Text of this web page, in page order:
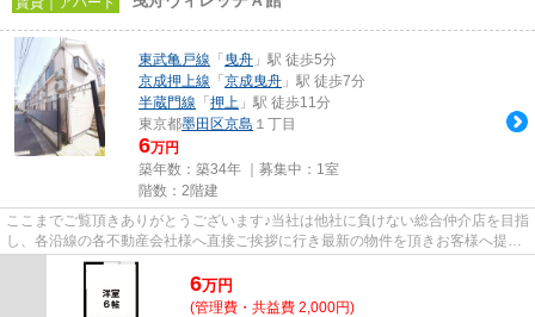
東武亀戸線 「 曳舟 」駅 徒歩5分
京成押上線 「 京成曳舟 」駅 徒歩7分
半蔵門線 「 押上 」駅 徒歩11分
東京都墨田区京島 １丁目
6万円
築年数：築34年 ｜募集中： 1室
階数：2階建
ここまでご覧頂きありがとうございます♪当社は他社に負けない総合仲介店を目指
し、各沿線の各不動産会社様へ直接ご挨拶に行き最新の物件を頂きお客様へ提供
しております！最新の情報は...
6万円
(管理費・共益費 2,000円)